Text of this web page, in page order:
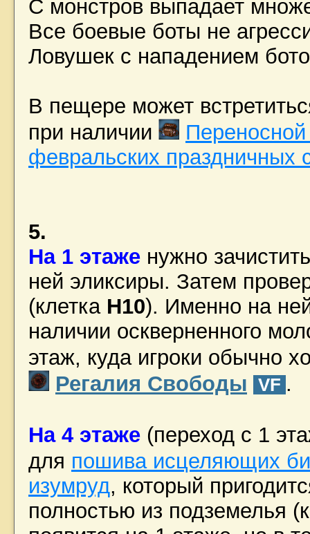
С монстров выпадает
Все боевые боты не
Ловушек с нападением
В пещере может
при наличии
февральских праздничных
5.
На 1 этаже нужно
ней эликсиры. Затем
(клетка H10). Именно на
наличии оскверненного
этаж, куда игроки обычно
Регалия Свободы
VF .
На 4 этаже (переход с 1
для пошива исцеляющих
изумруд, который
полностью из подземелья